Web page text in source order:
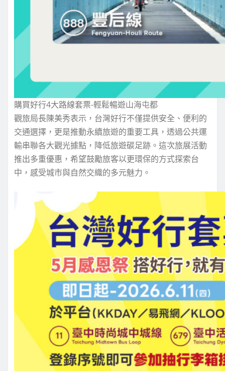
購買好行4大路線套票-輕鬆暢遊山海屯都
觀旅局長陳美秀表示，台灣好行不僅提供安全、便利的
交通選擇，更是推動永續旅遊的重要工具，透過公共運
輸串聯各大觀光據點，降低旅遊碳足跡。這次旅展活動
推出多重優惠，希望鼓勵旅客以更環保的方式探索台
中，感受城市與自然交織的多元魅力。